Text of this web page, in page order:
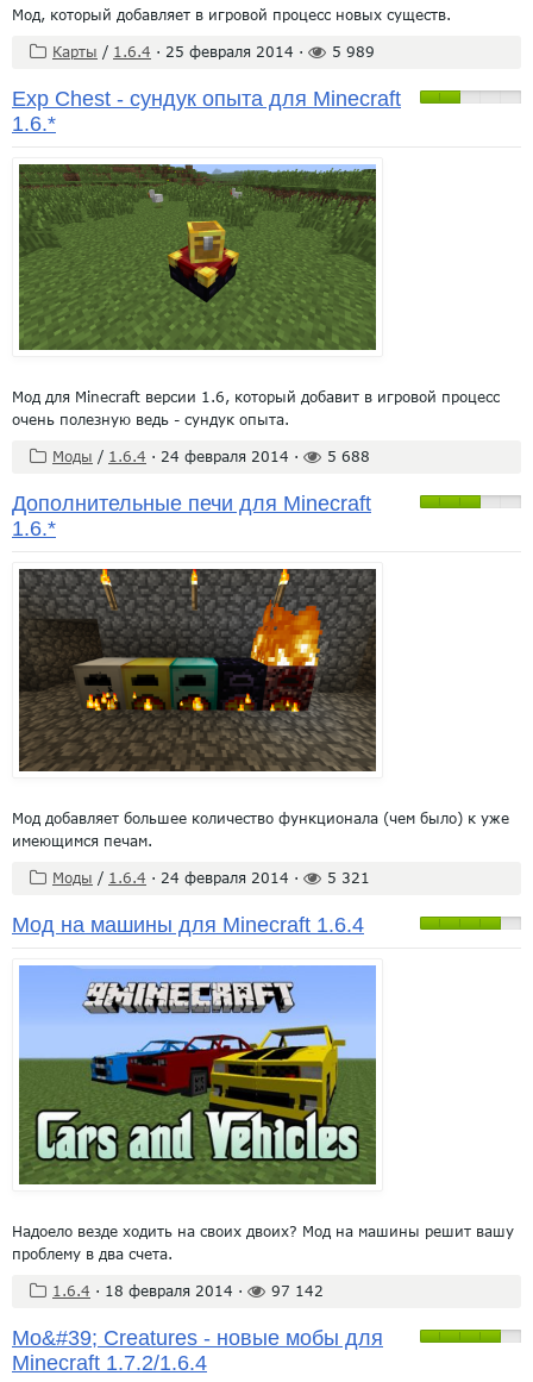
Мод, который добавляет в игровой процесс новых существ.
Карты / 1.6.4 · 25 февраля 2014 · 5 989
Exp Chest - сундук опыта для Minecraft
1.6.*
Мод для Minecraft версии 1.6, который добавит в игровой процесс
очень полезную ведь - сундук опыта.
Моды / 1.6.4 · 24 февраля 2014 · 5 688
Дополнительные печи для Minecraft
1.6.*
Мод добавляет большее количество функционала (чем было) к уже
имеющимся печам.
Моды / 1.6.4 · 24 февраля 2014 · 5 321
Мод на машины для Minecraft 1.6.4
Надоело везде ходить на своих двоих? Мод на машины решит вашу
проблему в два счета.
1.6.4 · 18 февраля 2014 · 97 142
Mo&#39; Creatures - новые мобы для
Minecraft 1.7.2/1.6.4